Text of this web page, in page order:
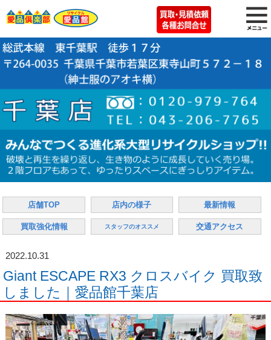
店舗TOP 店内の様子 最新情報
買取強化情報 スタッフのオススメ 交通アクセス
2022.10.31
Giant ESCAPE RX3 クロスバイク 買取致
しました｜愛品館千葉店